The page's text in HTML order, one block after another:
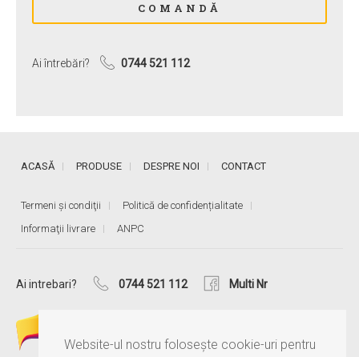
Website-ul nostru folosește cookie-uri pentru
Ai întrebări? 0744 521 112
ACASĂ PRODUSE DESPRE NOI CONTACT
Termeni și condiţii
Politică de confidențialitate
Informaţii livrare
ANPC
Ai intrebari? 0744 521 112 Multi Nr